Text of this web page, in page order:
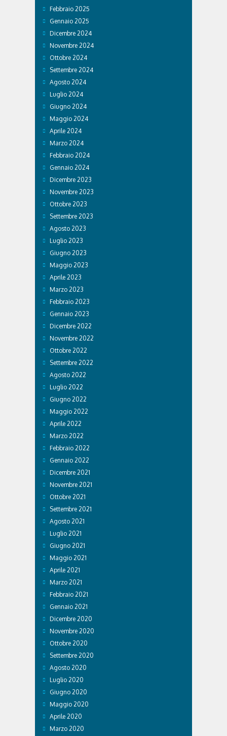
Febbraio 2025
Gennaio 2025
Dicembre 2024
Novembre 2024
Ottobre 2024
Settembre 2024
Agosto 2024
Luglio 2024
Giugno 2024
Maggio 2024
Aprile 2024
Marzo 2024
Febbraio 2024
Gennaio 2024
Dicembre 2023
Novembre 2023
Ottobre 2023
Settembre 2023
Agosto 2023
Luglio 2023
Giugno 2023
Maggio 2023
Aprile 2023
Marzo 2023
Febbraio 2023
Gennaio 2023
Dicembre 2022
Novembre 2022
Ottobre 2022
Settembre 2022
Agosto 2022
Luglio 2022
Giugno 2022
Maggio 2022
Aprile 2022
Marzo 2022
Febbraio 2022
Gennaio 2022
Dicembre 2021
Novembre 2021
Ottobre 2021
Settembre 2021
Agosto 2021
Luglio 2021
Giugno 2021
Maggio 2021
Aprile 2021
Marzo 2021
Febbraio 2021
Gennaio 2021
Dicembre 2020
Novembre 2020
Ottobre 2020
Settembre 2020
Agosto 2020
Luglio 2020
Giugno 2020
Maggio 2020
Aprile 2020
Marzo 2020